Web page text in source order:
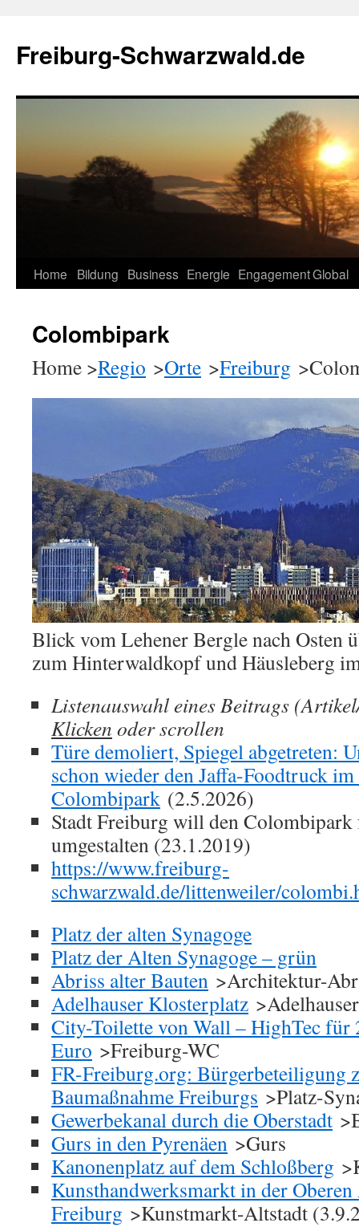
springen
Freiburg-Schwarzwald.de
Home Bildung Business Energie EngagementGlobal
Colombipark
Home >Regio >Orte >Freiburg
Blick vom Lehener Bergle nach Osten
zum Hinterwaldkopf und Häusleberg
Listenauswahl eines Beitrags
Klicken oder scrollen
Türe demoliert, Spiegel abgetreten:
schon wieder den Jaffa-Foodtruck
Colombipark (2.5.2026)
Stadt Freiburg will den
umgestalten (23.1.2019)
https://www.freiburg-
schwarzwald.de/littenweiler/
Platz der alten Synagoge
Platz der Alten Synagoge – grün
Abriss alter Bauten >Architektur-
Adelhauser Klosterplatz
City-Toilette von Wall – HighTec für
Euro >Freiburg-WC
FR-Freiburg.org: Bürgerbeteiligung
Baumaßnahme Freiburgs >Platz-
Gewerbekanal durch die Oberstadt
Gurs in den Pyrenäen >Gurs
Kanonenplatz auf dem Schloßberg
Kunsthandwerksmarkt in der
Freiburg >Kunstmarkt-Altstadt